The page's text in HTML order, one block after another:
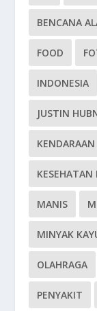
BENCANA
FOOD
INDONESIA
JUSTIN
KENDARAAN
MANIS
MINYAK
OLAHRAGA
PENYAKIT